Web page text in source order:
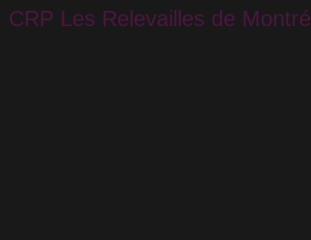
CRP Les Relevailles de